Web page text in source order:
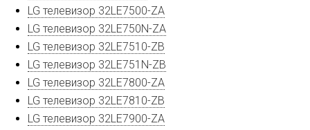
LG телевизор 32LE7500-ZA
LG телевизор 32LE750N-ZA
LG телевизор 32LE7510-ZB
LG телевизор 32LE751N-ZB
LG телевизор 32LE7800-ZA
LG телевизор 32LE7810-ZB
LG телевизор 32LE7900-ZA